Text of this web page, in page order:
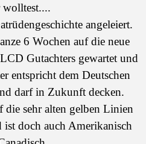
wolltest....
angeleiert.
6 Wochen auf die neue
Gutachters gewartet und
entspricht dem Deutschen
darf in Zukunft decken.
die sehr alten gelben Linien
doch auch Amerikanisch